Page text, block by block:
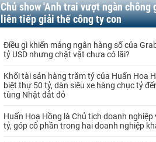
Chủ show 'Anh trai vượt ngàn chông
liên tiếp giải thế công ty con
Điều gì khiến mảng ngân hàng số của
tỷ USD nhưng chật vật chưa có lãi?
Khối tài sản hàng trăm tỷ của Huấn Hoa
biệt thự 50 tỷ, dàn siêu xe hàng chục tỷ
tùng Nhật đắt đỏ
Huấn Hoa Hồng là Chủ tịch doanh nghiệp
tỷ, góp cổ phần trong hai doanh nghiệp